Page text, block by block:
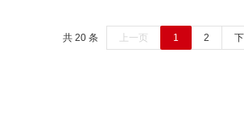
共 20 条 上一页 1 2